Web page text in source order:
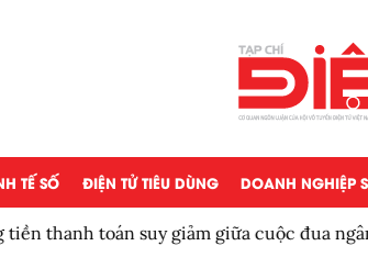
TẾ SỐ ĐIỆN TỬ TIÊU DÙNG DOANH NGHIỆP
thanh toán suy giảm giữa cuộc đua ngân